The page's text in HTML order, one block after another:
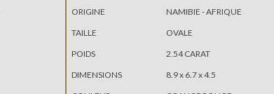
ORIGINE
NAMIBIE - AFRIQUE
TAILLE
OVALE
POIDS
2.54 CARAT
DIMENSIONS
8.9 x 6.7 x 4.5